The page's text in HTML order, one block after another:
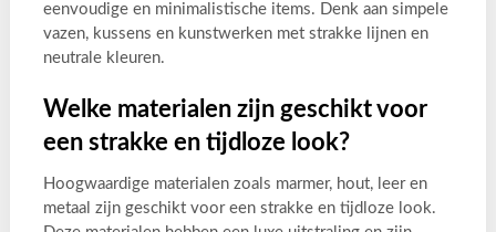
eenvoudige en minimalistische items. Denk aan simpele
vazen, kussens en kunstwerken met strakke lijnen en
neutrale kleuren.
Welke materialen zijn geschikt voor
een strakke en tijdloze look?
Hoogwaardige materialen zoals marmer, hout, leer en
metaal zijn geschikt voor een strakke en tijdloze look.